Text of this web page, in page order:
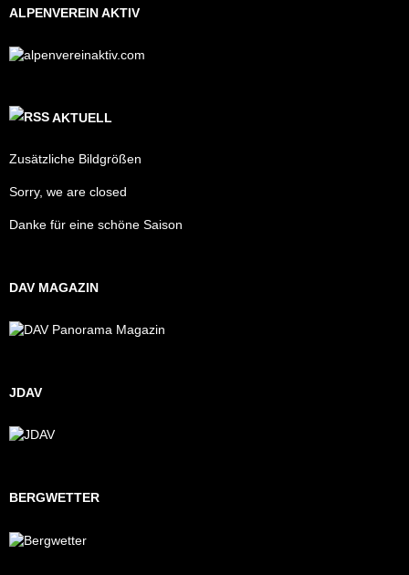
ALPENVEREIN AKTIV
AKTUELL
Zusätzliche Bildgrößen
Sorry, we are closed
Danke für eine schöne Saison
DAV MAGAZIN
JDAV
BERGWETTER